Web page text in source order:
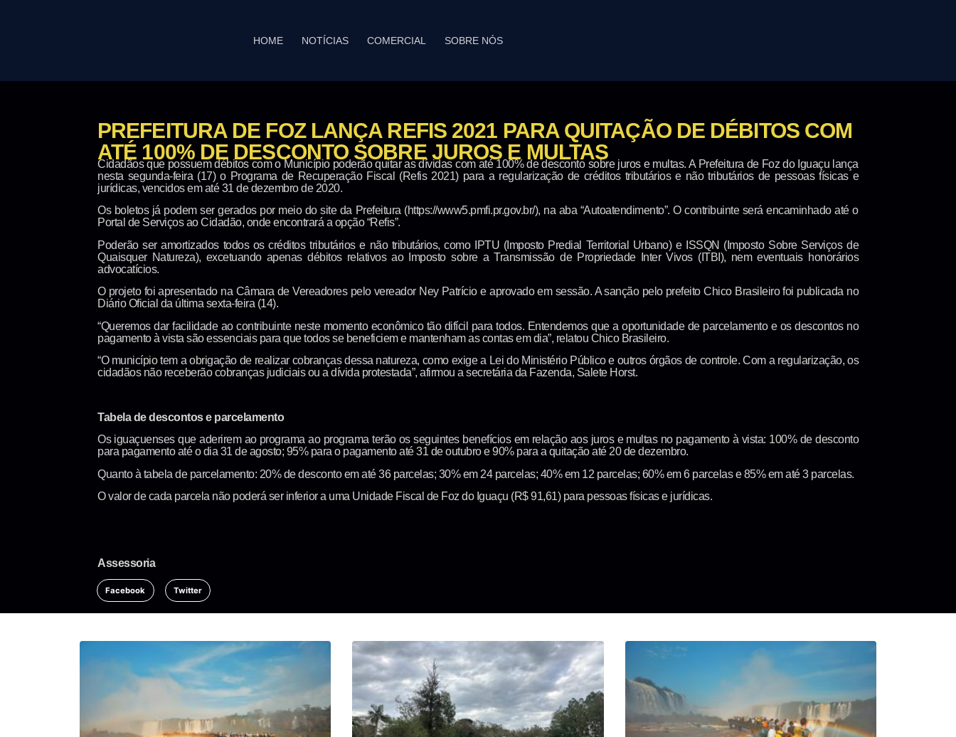
HOME NOTÍCIAS COMERCIAL SOBRE NÓS
PREFEITURA DE FOZ LANÇA REFIS 2021 PARA QUITAÇÃO DE DÉBITOS COM
ATÉ 100% DE DESCONTO SOBRE JUROS E MULTAS
Cidadãos que possuem débitos com o Município poderão quitar as dívidas com até 100% de desconto sobre juros e multas. A Prefeitura de Foz do Iguaçu lança
nesta segunda-feira (17) o Programa de Recuperação Fiscal (Refis 2021) para a regularização de créditos tributários e não tributários de pessoas físicas e
jurídicas, vencidos em até 31 de dezembro de 2020.
Os boletos já podem ser gerados por meio do site da Prefeitura (https://www5.pmfi.pr.gov.br/), na aba “Autoatendimento”. O contribuinte será encaminhado até o
Portal de Serviços ao Cidadão, onde encontrará a opção “Refis”.
Poderão ser amortizados todos os créditos tributários e não tributários, como IPTU (Imposto Predial Territorial Urbano) e ISSQN (Imposto Sobre Serviços de
Quaisquer Natureza), excetuando apenas débitos relativos ao Imposto sobre a Transmissão de Propriedade Inter Vivos (ITBI), nem eventuais honorários
advocatícios.
O projeto foi apresentado na Câmara de Vereadores pelo vereador Ney Patrício e aprovado em sessão. A sanção pelo prefeito Chico Brasileiro foi publicada no
Diário Oficial da última sexta-feira (14).
“Queremos dar facilidade ao contribuinte neste momento econômico tão difícil para todos. Entendemos que a oportunidade de parcelamento e os descontos no
pagamento à vista são essenciais para que todos se beneficiem e mantenham as contas em dia”, relatou Chico Brasileiro.
“O município tem a obrigação de realizar cobranças dessa natureza, como exige a Lei do Ministério Público e outros órgãos de controle. Com a regularização, os
cidadãos não receberão cobranças judiciais ou a dívida protestada”, afirmou a secretária da Fazenda, Salete Horst.
Tabela de descontos e parcelamento
Os iguaçuenses que aderirem ao programa ao programa terão os seguintes benefícios em relação aos juros e multas no pagamento à vista: 100% de desconto
para pagamento até o dia 31 de agosto; 95% para o pagamento até 31 de outubro e 90% para a quitação até 20 de dezembro.
Quanto à tabela de parcelamento: 20% de desconto em até 36 parcelas; 30% em 24 parcelas; 40% em 12 parcelas; 60% em 6 parcelas e 85% em até 3 parcelas.
O valor de cada parcela não poderá ser inferior a uma Unidade Fiscal de Foz do Iguaçu (R$ 91,61) para pessoas físicas e jurídicas.
Assessoria
Facebook Twitter